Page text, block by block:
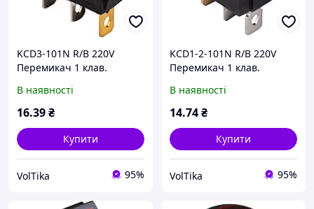
KCD3-101N R/B 220V
Перемикач 1 клав.
підсвічуванням
В наявності
16.39₴
Купити
VolTika 95%
KCD1-2-101N R/B 220V
Перемикач 1 клав.
підсвічуванням
В наявності
14.74₴
Купити
VolTika 95%